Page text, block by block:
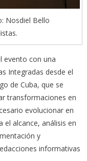
Nosdiel Bello
evento con una
Integradas desde el
de Cuba, que se
transformaciones en
evolucionar en
el alcance, análisis en
y
informativas